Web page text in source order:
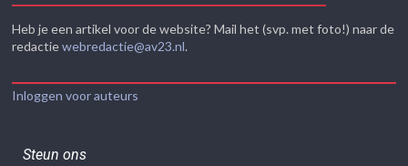
Heb je een artikel voor de website? Mail het (svp. met foto!) naar de
redactiewebredactie@av23.nl.
Inloggen voor auteurs
Steun ons